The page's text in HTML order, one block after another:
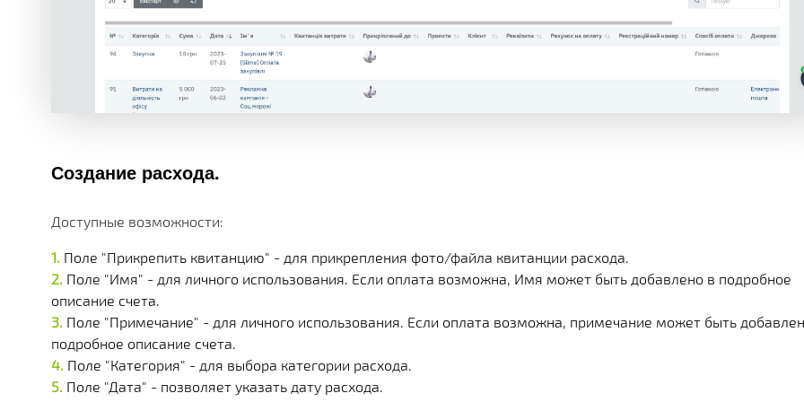
Создание расхода.
Доступные возможности:
Поле "Прикрепить квитанцию" - для прикрепления фото/файла квитанции расхода.
Поле "Имя" - для личного использования. Если оплата возможна, Имя может быть добавлено в подробное
описание счета.
Поле "Примечание" - для личного использования. Если оплата возможна, примечание может быть
подробное описание счета.
Поле "Категория" - для выбора категории расхода.
Поле "Дата" - позволяет указать дату расхода.